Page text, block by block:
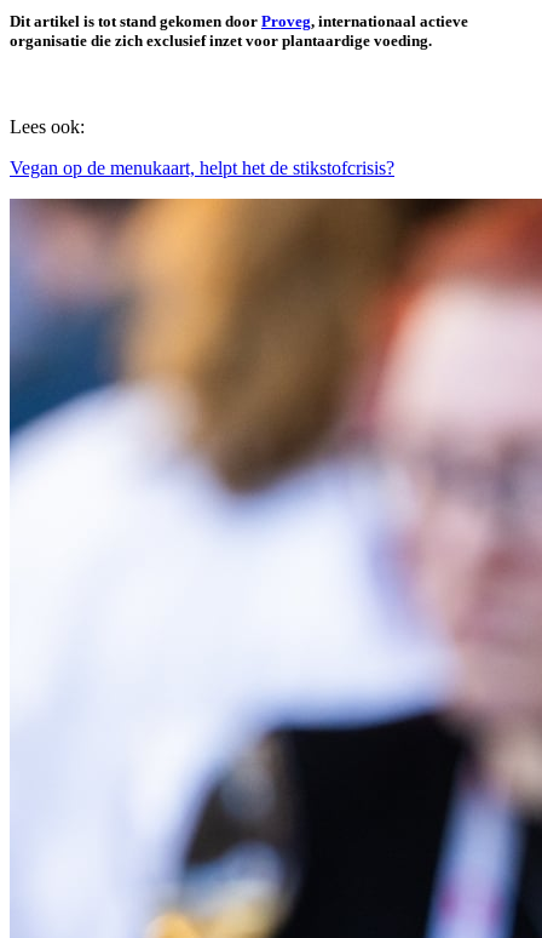
Dit artikel is tot stand gekomen door Proveg, internationaal actieve
organisatie die zich exclusief inzet voor plantaardige voeding.
Lees ook:
Vegan op de menukaart, helpt het de stikstofcrisis?